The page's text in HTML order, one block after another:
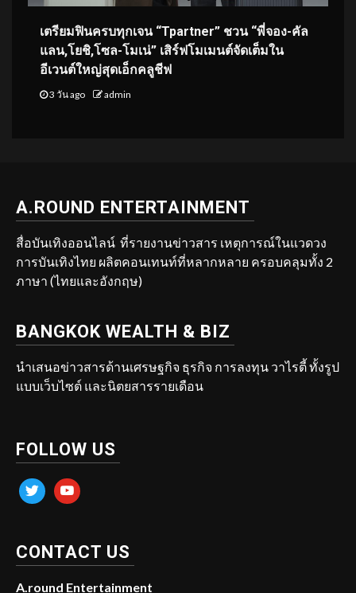
เตรียมฟินครบทุกเจน “Tpartner” ชวน “พี่จอง-คัล
แลน,โยชิ,โซล-โมเน่” เสิร์ฟโมเมนต์จัดเต็มใน
อีเวนต์ใหญ่สุดเอ็กคลูชีฟ
3 วัน ago admin
A.ROUND ENTERTAINMENT
สื่อบันเทิงออนไลน์ ที่รายงานข่าวสาร เหตุการณ์ในแวดวง
การบันเทิงไทย ผลิตคอนเทนท์ที่หลากหลาย ครอบคลุมทั้ง 2
ภาษา (ไทยและอังกฤษ)
BANGKOK WEALTH & BIZ
นำเสนอข่าวสารด้านเศรษฐกิจ ธุรกิจ การลงทุน วาไรตี้ ทั้งรูป
แบบเว็บไซต์ และนิตยสารรายเดือน
FOLLOW US
twitter youtube
CONTACT US
A.round Entertainment